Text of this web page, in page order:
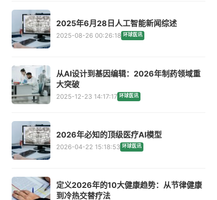
2025年6月28日人工智能新闻综述
2025-08-26 00:26:18 环球医讯
从AI设计到基因编辑：2026年制药领域重
大突破
2025-12-23 14:17:17 环球医讯
2026年必知的顶级医疗AI模型
2026-04-22 15:18:53 环球医讯
定义2026年的10大健康趋势：从节律健康
到冷热交替疗法